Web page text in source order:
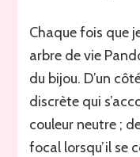
Chaque fois que
arbre de vie
du bijou. D’un
discrète qui
couleur neutre ;
focal lorsqu’il se